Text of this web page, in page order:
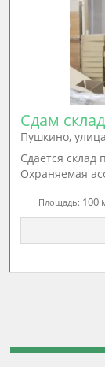
Сдам
Пушкино,
Сдается склад
Охраняемая
Площадь: 100